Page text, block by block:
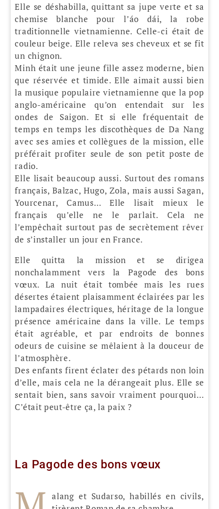
Elle se déshabilla, quittant sa jupe verte et sa
chemise blanche pour l’áo dái, la robe
traditionnelle vietnamienne. Celle-ci était de
couleur beige. Elle releva ses cheveux et se fit
un chignon.
Minh était une jeune fille assez moderne, bien
que réservée et timide. Elle aimait aussi bien
la musique populaire vietnamienne que la pop
anglo-américaine qu’on entendait sur les
ondes de Saigon. Et si elle fréquentait de
temps en temps les discothèques de Da Nang
avec ses amies et collègues de la mission, elle
préférait profiter seule de son petit poste de
radio.
Elle lisait beaucoup aussi. Surtout des romans
français, Balzac, Hugo, Zola, mais aussi Sagan,
Yourcenar, Camus… Elle lisait mieux le
français qu’elle ne le parlait. Cela ne
l’empêchait surtout pas de secrètement rêver
de s’installer un jour en France.
Elle quitta la mission et se dirigea
nonchalamment vers la Pagode des bons
vœux. La nuit était tombée mais les rues
désertes étaient plaisamment éclairées par les
lampadaires électriques, héritage de la longue
présence américaine dans la ville. Le temps
était agréable, et par endroits de bonnes
odeurs de cuisine se mêlaient à la douceur de
l’atmosphère.
Des enfants firent éclater des pétards non loin
d’elle, mais cela ne la dérangeait plus. Elle se
sentait bien, sans savoir vraiment pourquoi…
C’était peut-être ça, la paix ?
La Pagode des bons vœux
alang et Sudarso, habillés en civils,